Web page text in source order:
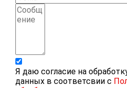
Я даю согласие на
данных в соответсвии с